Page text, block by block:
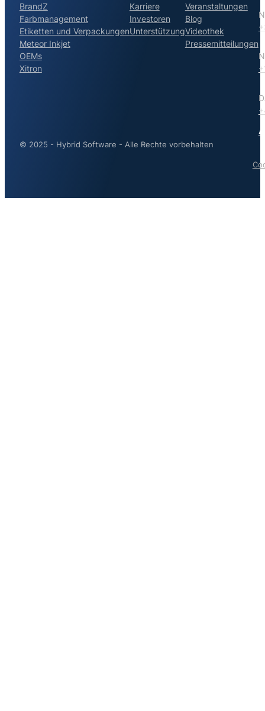
BrandZ
Farbmanagement
Etiketten und Verpackungen
Meteor Inkjet
OEMs
Xitron
Karriere
Investoren
Unterstützung
Veranstaltungen
Blog
Videothek
Pressemitteilungen
© 2025 - Hybrid Software - Alle Rechte vorbehalten